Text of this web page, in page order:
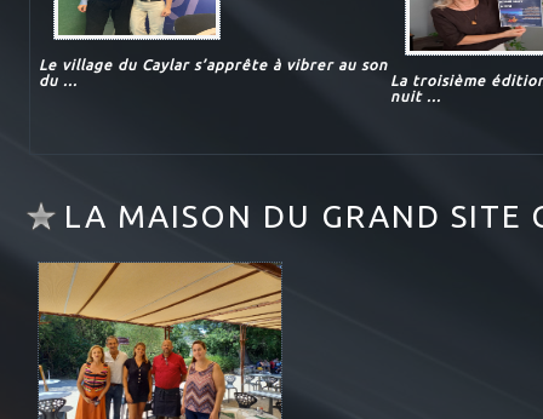
Le village du Caylar s’apprête à vibrer au son
du ...
La troisième
nuit ...
LA MAISON DU GRAND SITE